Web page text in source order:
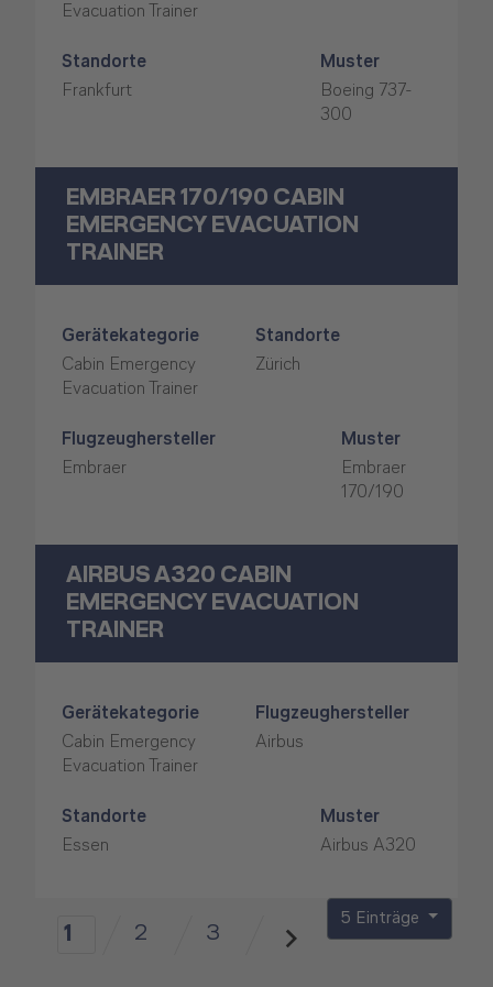
Evacuation Trainer
Standorte
Frankfurt
Muster
Boeing 737-
300
EMBRAER 170/190 CABIN
EMERGENCY EVACUATION
TRAINER
Gerätekategorie
Cabin Emergency
Evacuation Trainer
Standorte
Zürich
Flugzeughersteller
Embraer
Muster
Embraer
170/190
AIRBUS A320 CABIN
EMERGENCY EVACUATION
TRAINER
Gerätekategorie
Cabin Emergency
Evacuation Trainer
Flugzeughersteller
Airbus
Standorte
Essen
Muster
Airbus A320
1 2 3
5 Einträge